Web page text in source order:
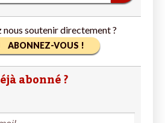
nous soutenir directement ?
ABONNEZ-VOUS !
abonné ?